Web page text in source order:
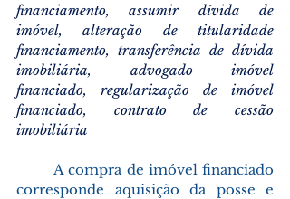
financiamento, assumir dívida de
imóvel, alteração de titularidade
financiamento, transferência de dívida
imobiliária, advogado imóvel
financiado, regularização de imóvel
financiado, contrato de cessão
imobiliária
corresponde aquisição da posse e